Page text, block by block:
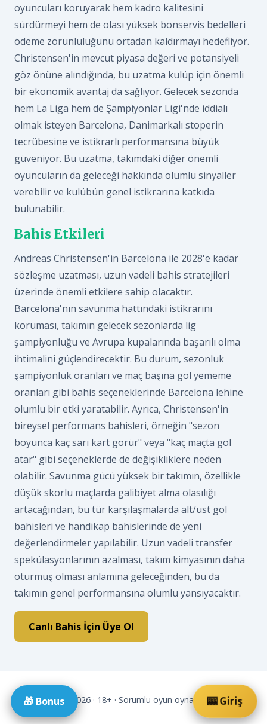
oyuncuları koruyarak hem kadro kalitesini
sürdürmeyi hem de olası yüksek bonservis bedelleri
ödeme zorunluluğunu ortadan kaldırmayı hedefliyor.
Christensen'in mevcut piyasa değeri ve potansiyeli
göz önüne alındığında, bu uzatma kulüp için önemli
bir ekonomik avantaj da sağlıyor. Gelecek sezonda
hem La Liga hem de Şampiyonlar Ligi'nde iddialı
olmak isteyen Barcelona, Danimarkalı stoperin
tecrübesine ve istikrarlı performansına büyük
güveniyor. Bu uzatma, takımdaki diğer önemli
oyuncuların da geleceği hakkında olumlu sinyaller
verebilir ve kulübün genel istikrarına katkıda
bulunabilir.
Bahis Etkileri
Andreas Christensen'in Barcelona ile 2028'e kadar
sözleşme uzatması, uzun vadeli bahis stratejileri
üzerinde önemli etkilere sahip olacaktır.
Barcelona'nın savunma hattındaki istikrarını
koruması, takımın gelecek sezonlarda lig
şampiyonluğu ve Avrupa kupalarında başarılı olma
ihtimalini güçlendirecektir. Bu durum, sezonluk
şampiyonluk oranları ve maç başına gol yememe
oranları gibi bahis seçeneklerinde Barcelona lehine
olumlu bir etki yaratabilir. Ayrıca, Christensen'in
bireysel performans bahisleri, örneğin "sezon
boyunca kaç sarı kart görür" veya "kaç maçta gol
atar" gibi seçeneklerde de değişikliklere neden
olabilir. Savunma gücü yüksek bir takımın, özellikle
düşük skorlu maçlarda galibiyet alma olasılığı
artacağından, bu tür karşılaşmalarda alt/üst gol
bahisleri ve handikap bahislerinde de yeni
değerlendirmeler yapılabilir. Uzun vadeli transfer
spekülasyonlarının azalması, takım kimyasının daha
oturmuş olması anlamına geleceğinden, bu da
takımın genel performansına olumlu yansıyacaktır.
Canlı Bahis İçin Üye Ol
🎰 Giriş
🎁 Bonus© 2026 · 18+ · Sorumlu oyun oynayin.